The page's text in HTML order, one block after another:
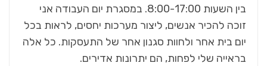
בין השעות 8:00-17:00. במסגרת יום העבודה אני
זוכה להכיר אנשים, ליצור מערכות יחסים, לראות בכל
יום בית אחר ולחוות סגנון אחר של התעסקות. כל אלה
בראייה שלי לפחות, הם יתרונות אדירים.